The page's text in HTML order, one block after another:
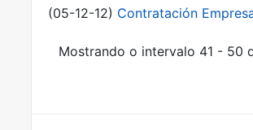
(05-12-12) Contratación
Mostrando o intervalo 41 - 50